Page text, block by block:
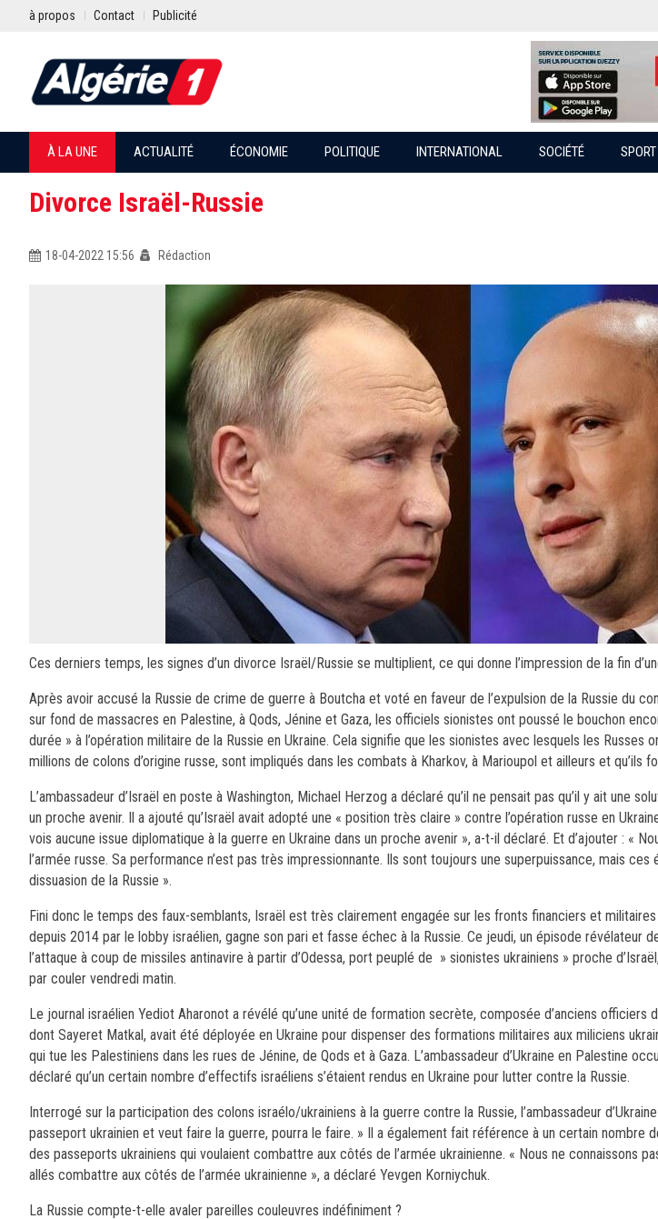
à propos Contact Publicité
À LA UNE ACTUALITÉ ÉCONOMIE POLITIQUE INTERNATIONAL SOCIÉTÉ SPORT
Divorce Israël-Russie
18-04-2022 15:56 Rédaction
Ces derniers temps, les signes d’un divorce Israël/Russie se multiplient, ce qui donne l’impression de la fin
Après avoir accusé la Russie de crime de guerre à Boutcha et voté en faveur de l’expulsion de la Russie du
sur fond de massacres en Palestine, à Qods, Jénine et Gaza, les officiels sionistes ont poussé le bouchon
durée » à l’opération militaire de la Russie en Ukraine. Cela signifie que les sionistes avec lesquels les
millions de colons d’origine russe, sont impliqués dans les combats à Kharkov, à Marioupol et ailleurs et qu’ils
L’ambassadeur d’Israël en poste à Washington, Michael Herzog a déclaré qu’il ne pensait pas qu’il y ait une
un proche avenir. Il a ajouté qu’Israël avait adopté une « position très claire » contre l’opération russe en
vois aucune issue diplomatique à la guerre en Ukraine dans un proche avenir », a-t-il déclaré. Et d’ajouter : «
l’armée russe. Sa performance n’est pas très impressionnante. Ils sont toujours une superpuissance, mais
dissuasion de la Russie ».
Fini donc le temps des faux-semblants, Israël est très clairement engagée sur les fronts financiers et
depuis 2014 par le lobby israélien, gagne son pari et fasse échec à la Russie. Ce jeudi, un épisode révélateur
l’attaque à coup de missiles antinavire à partir d’Odessa, port peuplé de » sionistes ukrainiens » proche
par couler vendredi matin.
Le journal israélien Yediot Aharonot a révélé qu’une unité de formation secrète, composée d’anciens officiers
dont Sayeret Matkal, avait été déployée en Ukraine pour dispenser des formations militaires aux miliciens
qui tue les Palestiniens dans les rues de Jénine, de Qods et à Gaza. L’ambassadeur d’Ukraine en Palestine
déclaré qu’un certain nombre d’effectifs israéliens s’étaient rendus en Ukraine pour lutter contre la Russie.
Interrogé sur la participation des colons israélo/ukrainiens à la guerre contre la Russie, l’ambassadeur
passeport ukrainien et veut faire la guerre, pourra le faire. » Il a également fait référence à un certain nombre
des passeports ukrainiens qui voulaient combattre aux côtés de l’armée ukrainienne. « Nous ne connaissons
allés combattre aux côtés de l’armée ukrainienne », a déclaré Yevgen Korniychuk.
La Russie compte-t-elle avaler pareilles couleuvres indéfiniment ?